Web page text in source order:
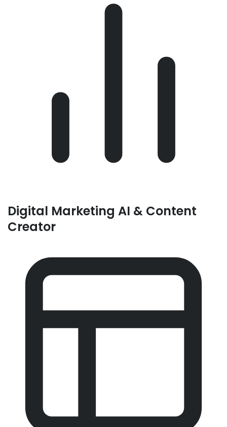
Digital Marketing AI & Content
Creator